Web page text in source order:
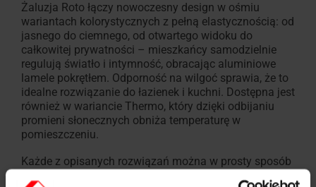
Żaluzja Roto łączy nowoczesny design w ośmiu
wariantach kolorystycznych z pełną elastycznością: od
jasnego do ciemnego, od otwartego widoku do
całkowitej prywatności – mieszkańcy samodzielnie
regulują światło i intymność, obracając aluminiowe
lamele pokrętłem. Odporność na wilgoć sprawia, że to
idealne rozwiązanie do łazienek i kuchni. Dostępna jest
również w wariancie Thermo, który dzięki odbijaniu
promieni słonecznych obniża temperaturę w
pomieszczeniu.
Każde z opisanych rozwiązań można w prosty sposób